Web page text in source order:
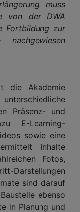
muss
von der DWA
Fortbildung zur
nachgewiesen
die Akademie
Präsenz- und
E-Learning-
sowie eine
Inhalte
Fotos,
Darstellungen
sind darauf
ebenso
in Planung und